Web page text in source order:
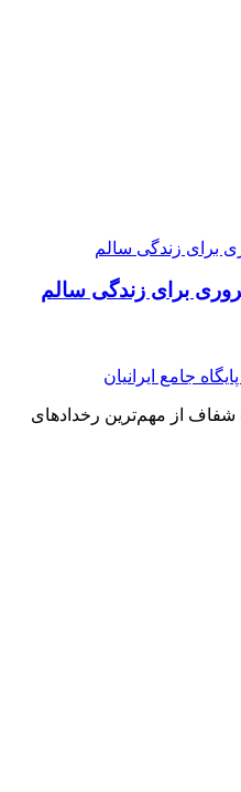
برای زندگی سالم
از مهم‌ترین رخدادهای